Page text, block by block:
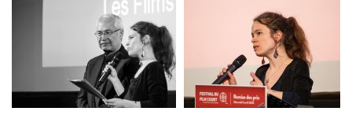
festival du film court festival du film court